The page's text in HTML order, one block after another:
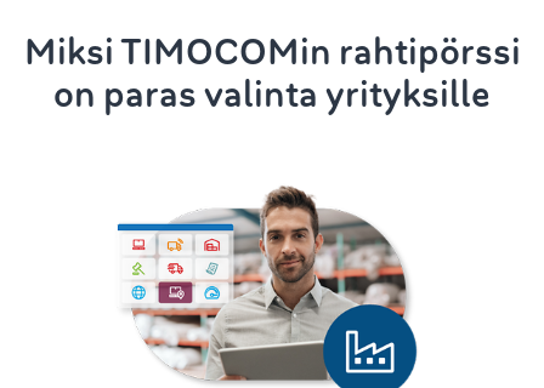
Miksi TIMOCOMin rahtipörssi
on paras valinta yrityksille